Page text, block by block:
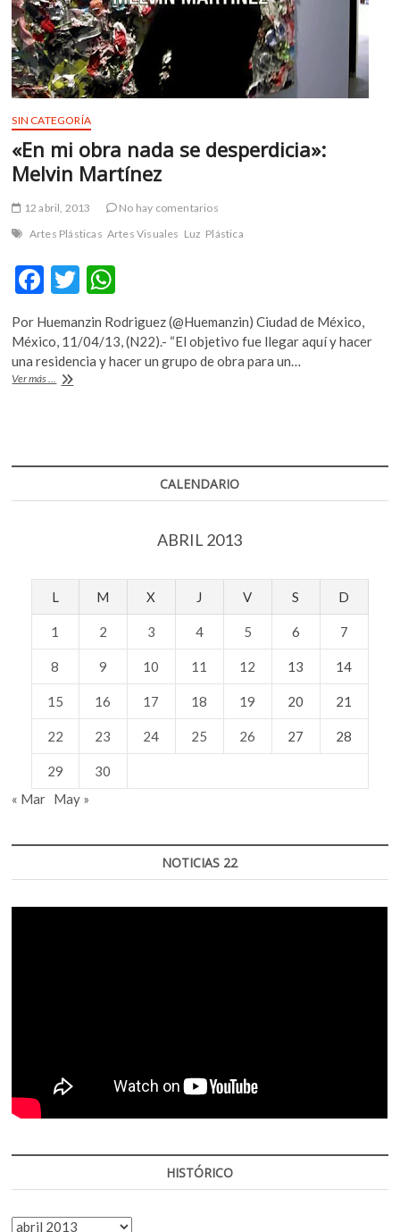
a
este
espacio:
Valdés
Peña
SIN CATEGORÍA
«En mi obra nada se desperdicia»:
Melvin Martínez
12 abril, 2013
No hay comentarios
Artes Plásticas Artes Visuales Luz Plástica
F
ac
e
b
o
T
w
itt
er
h
at
s
Por Huemanzin Rodriguez (@Huemanzin) Ciudad de México,
México, 11/04/13, (N22).- “El objetivo fue llegar aquí y hacer
una residencia y hacer un grupo de obra para un…
Ver más ... «En
CALENDARIO
ABRIL 2013
L M X J V S D
1 2 3 4 5 6 7
8 9 10 11 12 13 14
15 16 17 18 19 20 21
22 23 24 25 26 27 28
29
30
« Mar May »
NOTICIAS 22
HISTÓRICO
HISTÓRICO